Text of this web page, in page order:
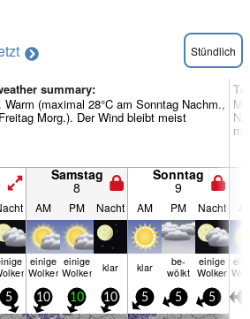
Stündlich
summary:
(maximal 28°C am Sonntag Nachm.,
Morg.). Der Wind bleibt meist
Samstag
8
Sonntag
9
AM PM Nacht AM PM Nacht
einige
Wolken
einige
Wolken klar klar be­
wölkt
einige
Wolken
5 10 10 10 5 5 5